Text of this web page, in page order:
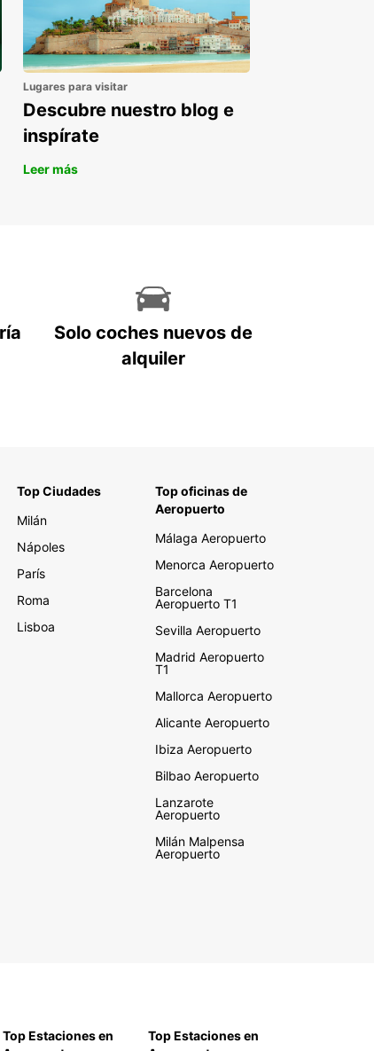
Lugares para visitar
Descubre nuestro blog e
inspírate
Leer más
Solo coches nuevos de
alquiler
Top Ciudades
Milán
Nápoles
París
Roma
Lisboa
Top oficinas de
Aeropuerto
Málaga Aeropuerto
Menorca Aeropuerto
Barcelona
Aeropuerto T1
Sevilla Aeropuerto
Madrid Aeropuerto
T1
Mallorca Aeropuerto
Alicante Aeropuerto
Ibiza Aeropuerto
Bilbao Aeropuerto
Lanzarote
Aeropuerto
Milán Malpensa
Aeropuerto
Top Estaciones en
Top Estaciones en